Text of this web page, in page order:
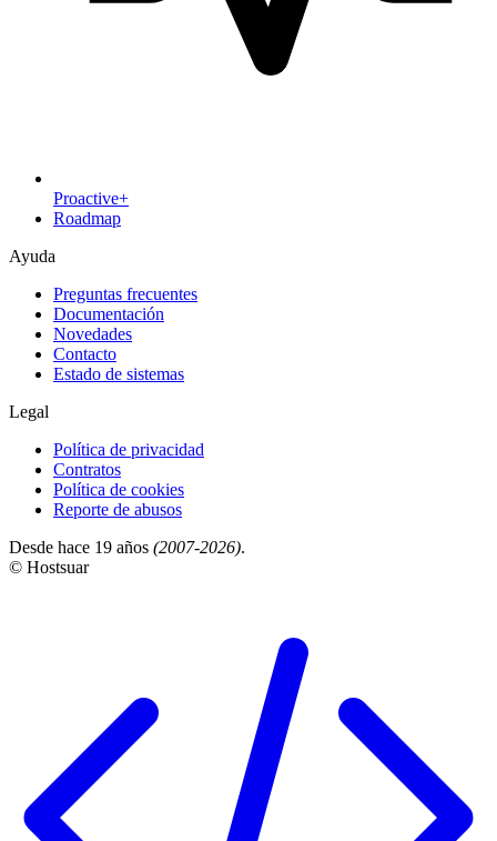
Proactive+
Roadmap
Ayuda
Preguntas frecuentes
Documentación
Novedades
Contacto
Estado de sistemas
Legal
Política de privacidad
Contratos
Política de cookies
Reporte de abusos
Desde hace 19 años (2007-2026).
© Hostsuar